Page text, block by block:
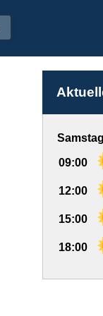
09:00
12:00
15:00
18:00